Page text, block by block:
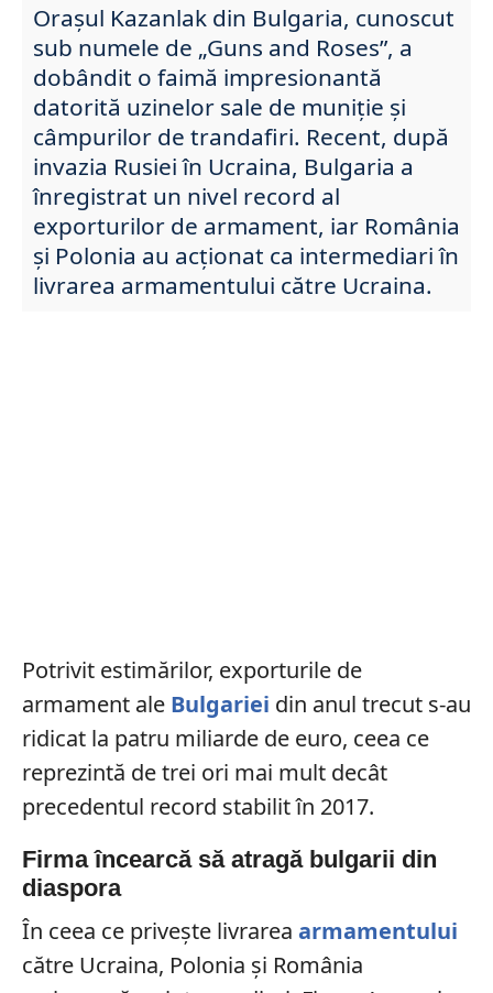
Orașul Kazanlak din Bulgaria, cunoscut
sub numele de „Guns and Roses”, a
dobândit o faimă impresionantă
datorită uzinelor sale de muniție și
câmpurilor de trandafiri. Recent, după
invazia Rusiei în Ucraina, Bulgaria a
înregistrat un nivel record al
exporturilor de armament, iar România
și Polonia au acționat ca intermediari în
livrarea armamentului către Ucraina.
Potrivit estimărilor, exporturile de
armament ale Bulgariei din anul trecut s-au
ridicat la patru miliarde de euro, ceea ce
reprezintă de trei ori mai mult decât
precedentul record stabilit în 2017.
Firma încearcă să atragă bulgarii din
diaspora
În ceea ce privește livrarea armamentului
către Ucraina, Polonia și România